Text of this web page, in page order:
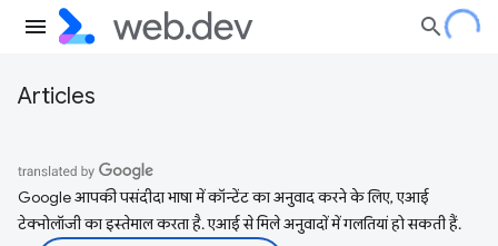
Articles
Google आपकी पसंदीदा भाषा में कॉन्टेंट का अनुवाद करने के लिए, एआई
टेक्नोलॉजी का इस्तेमाल करता है. एआई से मिले अनुवादों में गलतियां हो सकती हैं.